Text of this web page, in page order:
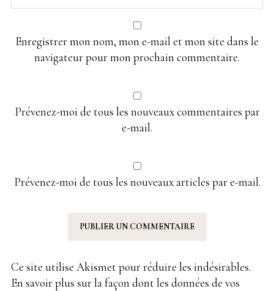
Enregistrer mon nom, mon e-mail et mon site dans le
navigateur pour mon prochain commentaire.
Prévenez-moi de tous les nouveaux commentaires par
e-mail.
Prévenez-moi de tous les nouveaux articles par e-mail.
Ce site utilise Akismet pour réduire les indésirables.
En savoir plus sur la façon dont les données de vos